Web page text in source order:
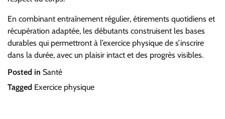
En combinant entraînement régulier, étirements quotidiens et
récupération adaptée, les débutants construisent les bases
durables qui permettront à l’exercice physique de s’inscrire
dans la durée, avec un plaisir intact et des progrès visibles.
Posted in Santé
Tagged Exercice physique